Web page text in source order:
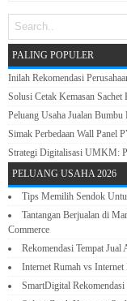
PALING POPULER
Inilah Rekomendasi
Solusi Cetak Kemasan Sachet
Peluang Usaha Jualan
Simak Perbedaan Wall Panel
Strategi Digitalisasi UMKM:
PELUANG USAHA 2026
Tips Memilih Sendok
Tantangan Berjualan di
Commerce
Rekomendasi Tempat
Internet Rumah vs
SmartDigital